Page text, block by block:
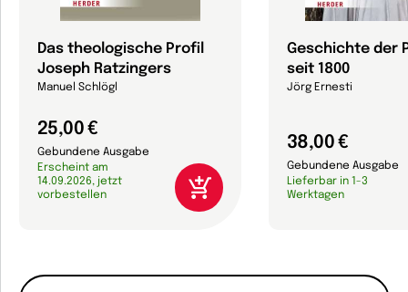
Das theologische Profil
Joseph Ratzingers
Manuel Schlögl
25,00 €
Gebundene Ausgabe
Erscheint am
14.09.2026, jetzt
vorbestellen
Geschichte der
seit 1800
Jörg Ernesti
38,00 €
Gebundene Ausgabe
Lieferbar in 1-3
Werktagen